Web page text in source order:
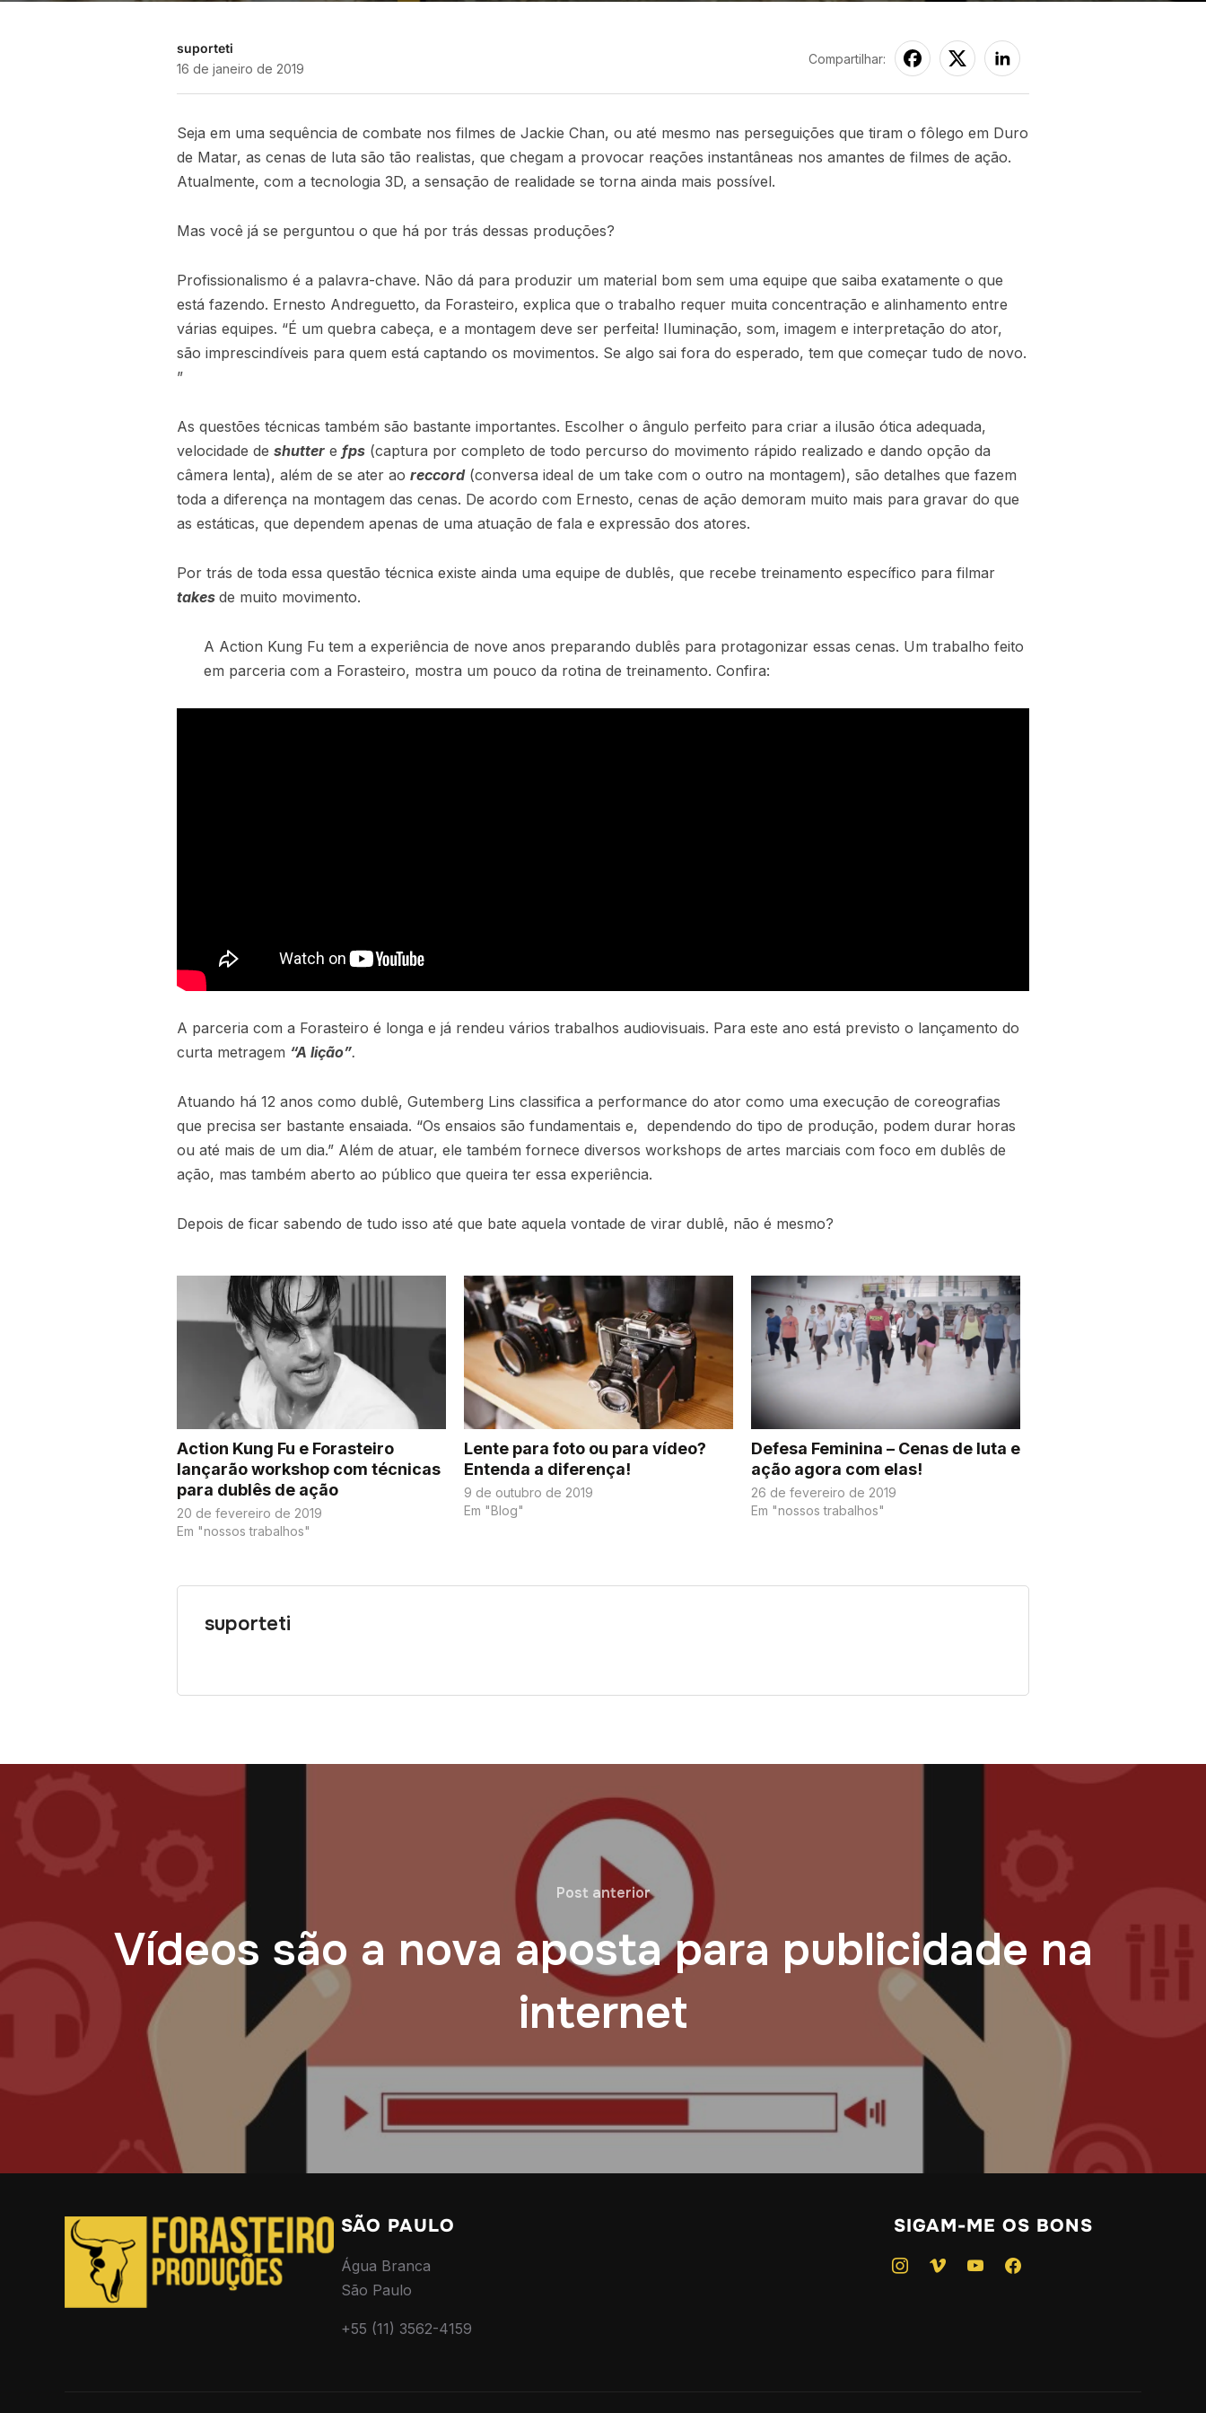
suporteti
16 de janeiro de 2019
Compartilhar:
Seja em uma sequência de combate nos filmes de Jackie Chan, ou até mesmo nas perseguições que tiram o fôlego em Duro
de Matar, as cenas de luta são tão realistas, que chegam a provocar reações instantâneas nos amantes de filmes de ação.
Atualmente, com a tecnologia 3D, a sensação de realidade se torna ainda mais possível.
Mas você já se perguntou o que há por trás dessas produções?
Profissionalismo é a palavra-chave. Não dá para produzir um material bom sem uma equipe que saiba exatamente o que
está fazendo. Ernesto Andreguetto, da Forasteiro, explica que o trabalho requer muita concentração e alinhamento entre
várias equipes. “É um quebra cabeça, e a montagem deve ser perfeita! Iluminação, som, imagem e interpretação do ator,
são imprescindíveis para quem está captando os movimentos. Se algo sai fora do esperado, tem que começar tudo de novo.
”
As questões técnicas também são bastante importantes. Escolher o ângulo perfeito para criar a ilusão ótica adequada,
velocidade de shutter e fps (captura por completo de todo percurso do movimento rápido realizado e dando opção da
câmera lenta), além de se ater ao reccord(conversa ideal de um take com o outro na montagem), são detalhes que fazem
toda a diferença na montagem das cenas. De acordo com Ernesto, cenas de ação demoram muito mais para gravar do que
as estáticas, que dependem apenas de uma atuação de fala e expressão dos atores.
Por trás de toda essa questão técnica existe ainda uma equipe de dublês, que recebe treinamento específico para filmar
takes de muito movimento.
A Action Kung Fu tem a experiência de nove anos preparando dublês para protagonizar essas cenas. Um trabalho feito
em parceria com a Forasteiro, mostra um pouco da rotina de treinamento. Confira:
A parceria com a Forasteiro é longa e já rendeu vários trabalhos audiovisuais. Para este ano está previsto o lançamento do
curta metragem “A lição”.
Atuando há 12 anos como dublê, Gutemberg Lins classifica a performance do ator como uma execução de coreografias
que precisa ser bastante ensaiada. “Os ensaios são fundamentais e, dependendo do tipo de produção, podem durar horas
ou até mais de um dia.” Além de atuar, ele também fornece diversos workshops de artes marciais com foco em dublês de
ação, mas também aberto ao público que queira ter essa experiência.
Depois de ficar sabendo de tudo isso até que bate aquela vontade de virar dublê, não é mesmo?
Action Kung Fu e Forasteiro
lançarão workshop com técnicas
para dublês de ação
20 de fevereiro de 2019
Em "nossos trabalhos"
Lente para foto ou para vídeo?
Entenda a diferença!
9 de outubro de 2019
Em "Blog"
Defesa Feminina – Cenas de luta e
ação agora com elas!
26 de fevereiro de 2019
Em "nossos trabalhos"
suporteti
Post anterior
Vídeos são a nova aposta para publicidade na
internet
SÃO PAULO
Água Branca
São Paulo
+55 (11) 3562-4159
SIGAM-ME OS BONS
instagram
vimeo youtubefacebook